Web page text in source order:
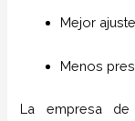
Mejor ajuste
Menos
La empresa de